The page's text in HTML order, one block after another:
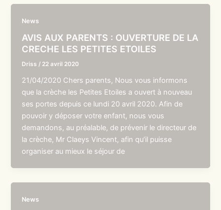
News
AVIS AUX PARENTS : OUVERTURE DE LA
CRECHE LES PETITES ETOILES
Driss / 22 avril 2020
21/04/2020 Chers parents, Nous vous informons
que la crèche les Petites Etoiles a ouvert à nouveau
ses portes depuis ce lundi 20 avril 2020. Afin de
pouvoir y déposer votre enfant, nous vous
demandons, au préalable, de prévenir le directeur de
la crèche, Mr Claeys Vincent, afin qu’il puisse
organiser au mieux le séjour de
News